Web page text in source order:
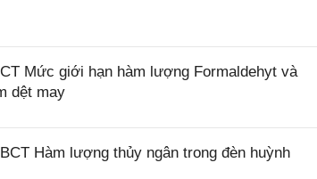
Mức giới hạn hàm lượng Formaldehyt và
dệt may
Hàm lượng thủy ngân trong đèn huỳnh